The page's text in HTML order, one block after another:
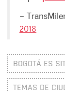
—
2018
BOGOTÁ ES
TEMAS DE